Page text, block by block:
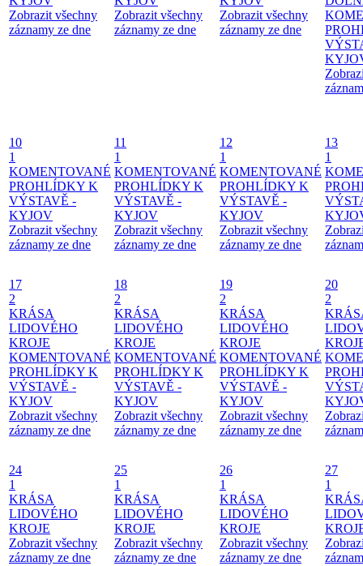
Zobrazit všechny
záznamy ze dne
Zobrazit všechny
záznamy ze dne
Zobrazit všechny
záznamy ze dne
10
1
KOMENTOVANÉ
PROHLÍDKY K
VÝSTAVĚ -
KYJOV
Zobrazit všechny
záznamy ze dne
11
1
KOMENTOVANÉ
PROHLÍDKY K
VÝSTAVĚ -
KYJOV
Zobrazit všechny
záznamy ze dne
12
1
KOMENTOVANÉ
PROHLÍDKY K
VÝSTAVĚ -
KYJOV
Zobrazit všechny
záznamy ze dne
13
1
17
2
KRÁSA
LIDOVÉHO
KROJE
KOMENTOVANÉ
PROHLÍDKY K
VÝSTAVĚ -
KYJOV
Zobrazit všechny
záznamy ze dne
18
2
KRÁSA
LIDOVÉHO
KROJE
KOMENTOVANÉ
PROHLÍDKY K
VÝSTAVĚ -
KYJOV
Zobrazit všechny
záznamy ze dne
19
2
KRÁSA
LIDOVÉHO
KROJE
KOMENTOVANÉ
PROHLÍDKY K
VÝSTAVĚ -
KYJOV
Zobrazit všechny
záznamy ze dne
20
2
24
1
KRÁSA
LIDOVÉHO
KROJE
Zobrazit všechny
záznamy ze dne
25
1
KRÁSA
LIDOVÉHO
KROJE
Zobrazit všechny
záznamy ze dne
26
1
KRÁSA
LIDOVÉHO
KROJE
Zobrazit všechny
záznamy ze dne
27
1